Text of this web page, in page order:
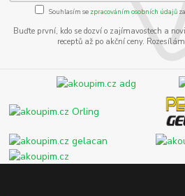
Souhlasím se zpracováním osobních údajů
Buďte první, kdo se dozví o zajímavostech a
receptů až po akční ceny.